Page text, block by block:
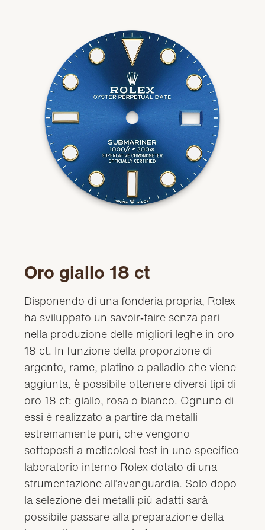
Oro giallo 18 ct
Disponendo di una fonderia propria, Rolex
ha sviluppato un savoir‑faire senza pari
nella produzione delle migliori leghe in oro
18 ct. In funzione della proporzione di
argento, rame, platino o palladio che viene
aggiunta, è possibile ottenere diversi tipi di
oro 18 ct: giallo, rosa o bianco. Ognuno di
essi è realizzato a partire da metalli
estremamente puri, che vengono
sottoposti a meticolosi test in uno specifico
laboratorio interno Rolex dotato di una
strumentazione all’avanguardia. Solo dopo
la selezione dei metalli più adatti sarà
possibile passare alla preparazione della